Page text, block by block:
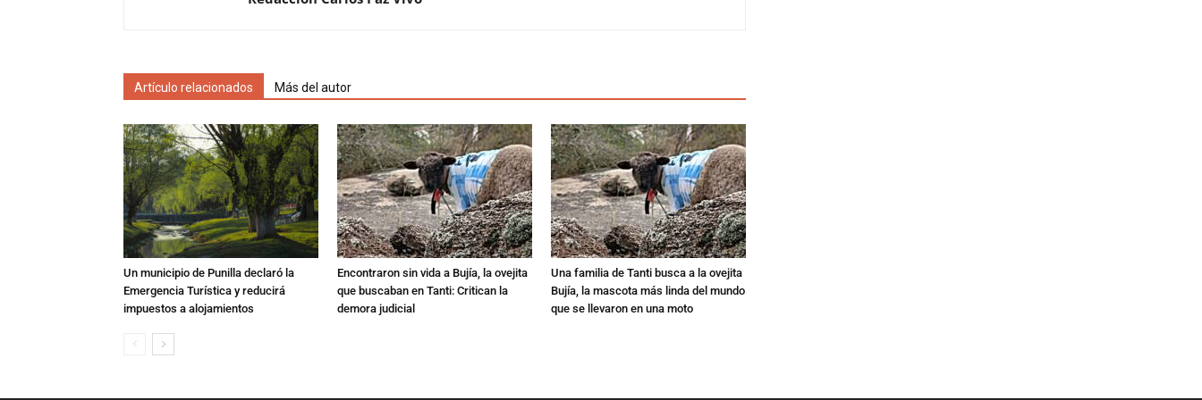
Artículo relacionados Más del autor
Un municipio de Punilla declaró la
Emergencia Turística y reducirá
impuestos a alojamientos
Encontraron sin vida a Bujía, la ovejita
que buscaban en Tanti: Critican la
demora judicial
Una familia de Tanti busca a la ovejita
Bujía, la mascota más linda del mundo
que se llevaron en una moto